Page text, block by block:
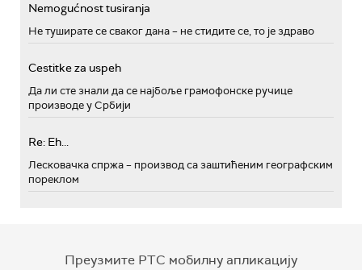
Nemogućnost tusiranja
Не туширате се сваког дана – не стидите се, то је здраво
Cestitke za uspeh
Да ли сте знали да се најбоље грамофонске ручице
производе у Србији
Re: Eh...
Лесковачка спржа – производ са заштићеним географским
пореклом
Преузмите РТС мобилну апликацију